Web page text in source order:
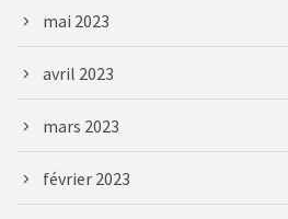
mai 2023
avril 2023
mars 2023
février 2023